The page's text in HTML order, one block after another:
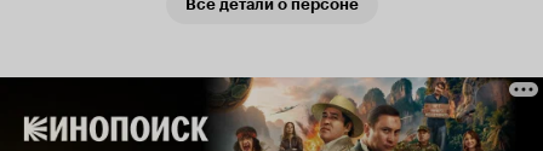
Все детали о персоне